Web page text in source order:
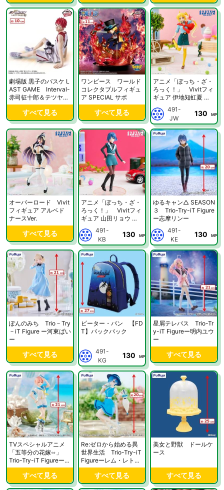
劇場版 黒子のバスケ L
AST GAME Interval-
赤司征十郎＆テツヤ2
号-
すべて見る
ワンピース ワールド
コレクタブルフィギュ
ア SPECIAL サボ
すべて見る
アニメ「ぼっち・ざ・
ろっく！」 Vivitフィ
ギュア 伊地知虹夏 レ
トロファッション
491-
JW
130 MP
オーバーロード Vivit
フィギュア アルベド
ナースVer.
すべて見る
アニメ「ぼっち・ざ・
ろっく！」 Vivitフィ
ギュア 山田リョウ レ
トロファッション
491-
KB
130 MP
ゆるキャン△ SEASON
３ Trio-Try-iT Figure
ー志摩リンー
491-
KE
130 MP
ぽんのみち Trio－Try
－iT Figure ー河東ぱい
ー
すべて見る
ピーター・パン 【FD
T】バックパック
491-
KG
130 MP
星屑テレパス Trio-Tr
y-iT Figureー明内ユウ
ー
すべて見る
TVスペシャルアニメ
「五等分の花嫁∽」
Trio-Try-iT Figureー中
野一花・マリンルック
すべて見る
Re:ゼロから始める異
世界生活 Trio-Try-iT
Figureーレム・レトロ
ガールファッションー
すべて見る
美女と野獣 ドールケ
ース
すべて見る